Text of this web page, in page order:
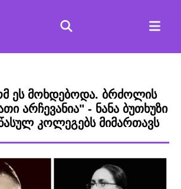
ეს მოხდებოდა. ბრძოლის
არჩევანია" - ნანა ბუთხუზი
კოლეგებს მიმართავს